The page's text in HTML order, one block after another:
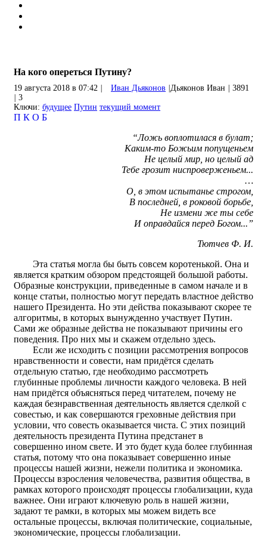
На кого опереться Путину?
19 августа 2018 в 07:42 Иван Дьяконов Дьяконов Иван
3891
3
Ключи: будущее Путин текущий момент
П К О Б
“Ложь воплотилася в булат;
Каким-то Божьим попущеньем
Не целый мир, но целый ад
Тебе грозит ниспроверженьем...
…
О, в этом испытанье строгом,
В последней, в роковой борьбе,
Не измени же ты себе
И оправдайся перед Богом...”
Тютчев Ф. И.
Эта статья могла бы быть совсем коротенькой. Она и
является кратким обзором предстоящей большой работы.
Образные конструкции, приведенные в самом начале и в
конце статьи, полностью могут передать властное действо
нашего Президента. Но эти действа показывают скорее те
алгоритмы, в которых вынужденно участвует Путин.
Сами же образные действа не показывают причины его
поведения. Про них мы и скажем отдельно здесь.
Если же исходить с позиции рассмотрения вопросов
нравственности и совести, нам придётся сделать
отдельную статью, где необходимо рассмотреть
глубинные проблемы личности каждого человека. В ней
нам придётся объясняться перед читателем, почему не
каждая безнравственная деятельность является сделкой с
совестью, и как совершаются греховные действия при
условии, что совесть оказывается чиста. С этих позиций
деятельность президента Путина предстанет в
совершенно ином свете. И это будет куда более глубинная
статья, потому что она показывает совершенно иные
процессы нашей жизни, нежели политика и экономика.
Процессы взросления человечества, развития общества, в
рамках которого происходят процессы глобализации, куда
важнее. Они играют ключевую роль в нашей жизни,
задают те рамки, в которых мы можем видеть все
остальные процессы, включая политические, социальные,
экономические, процессы глобализации.